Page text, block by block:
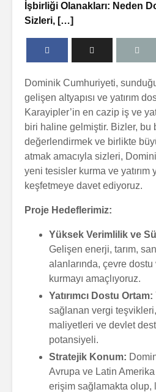
İşbirliği Olanakları: Neden
Sizleri, […]
Dominik Cumhuriyeti,
gelişen altyapısı ve yatırım
Karayipler’in en cazip iş ve
biri haline gelmiştir. Bizler, bu
değerlendirmek ve birlikte
atmak amacıyla sizleri,
yeni tesisler kurma ve yatırım
keşfetmeye davet ediyoruz.
Proje Hedeflerimiz:
Yüksek Verimlilik ve
Gelişen enerji, tarım,
alanlarında, çevre
kurmayı amaçlıyoruz.
Yatırımcı Dostu Ortam:
sağlanan vergi
maliyetleri ve devlet
potansiyeli.
Stratejik Konum:
Avrupa ve Latin
erişim sağlamakta olup,
Gıda
Mobilya
Motosiklet